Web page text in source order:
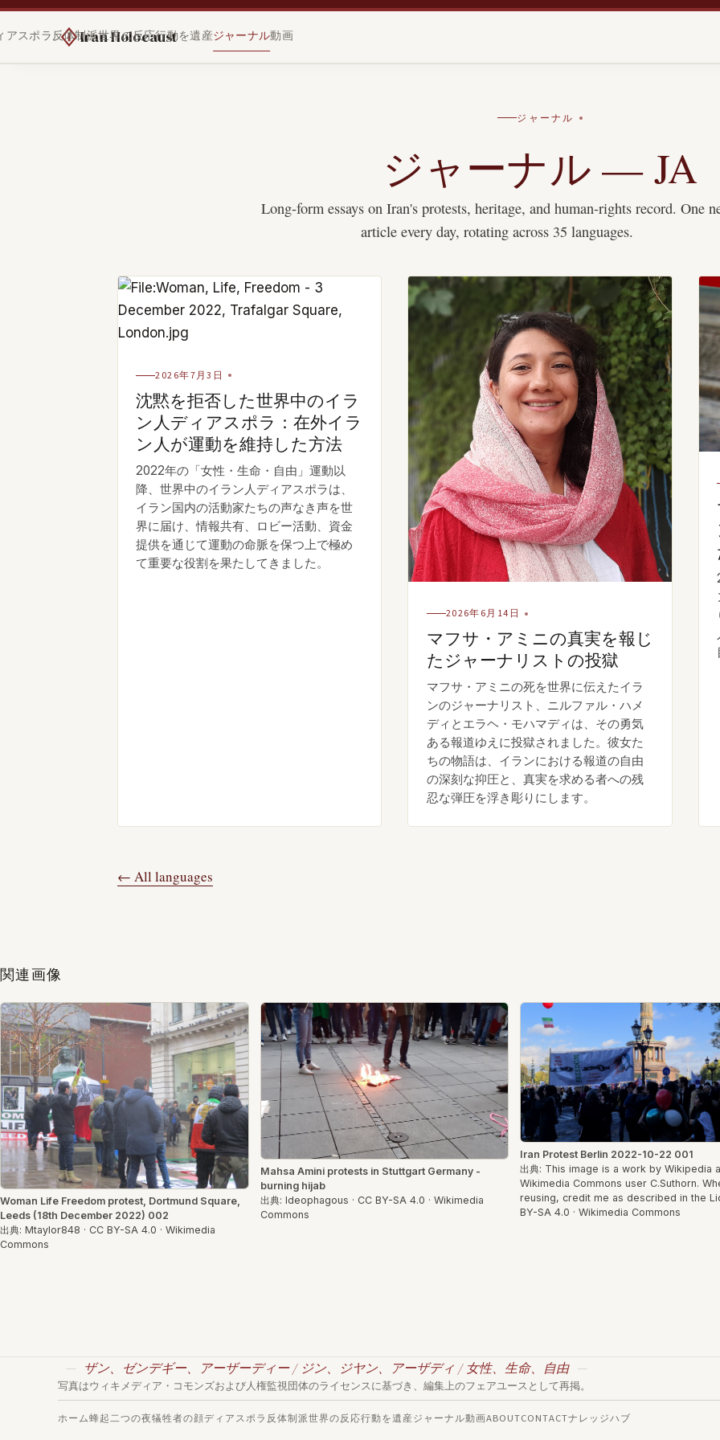
Iran Holocaust
アスポラ反体制派世界の反応行動を遺産ジャーナル動画
ジャーナル
ジャーナル — JA
Long-form essays on Iran's protests, heritage, and human-rights record. One
article every day, rotating across 35 languages.
2026年7月3日
沈黙を拒否した世界中のイラ
ン人ディアスポラ：在外イラ
ン人が運動を維持した方法
2022年の「女性・生命・自由」運動以
降、世界中のイラン人ディアスポラは、
イラン国内の活動家たちの声なき声を世
界に届け、情報共有、ロビー活動、資金
提供を通じて運動の命脈を保つ上で極め
て重要な役割を果たしてきました。
2026年6月14日
マフサ・アミニの真実を報じ
たジャーナリストの投獄
マフサ・アミニの死を世界に伝えたイラ
ンのジャーナリスト、ニルファル・ハメ
ディとエラヘ・モハマディは、その勇気
ある報道ゆえに投獄されました。彼女た
ちの物語は、イランにおける報道の自由
の深刻な抑圧と、真実を求める者への残
忍な弾圧を浮き彫りにします。
← All languages
関連画像
Woman Life Freedom protest, Dortmund Square,
Leeds (18th December 2022) 002
出典: Mtaylor848 · CC BY-SA 4.0 · Wikimedia
Commons
Mahsa Amini protests in Stuttgart Germany -
burning hijab
出典: Ideophagous · CC BY-SA 4.0 · Wikimedia
Commons
Iran Protest Berlin 2022-10-22 001
出典: This image is a work by Wikipedia
Wikimedia Commons user C.Suthorn.
reusing, credit me as described in the
BY-SA 4.0 · Wikimedia Commons
ザン、ゼンデギー、アーザーディー / ジン、ジヤン、アーザディ / 女性、生命、自由
写真はウィキメディア・コモンズおよび人権監視団体のライセンスに基づき、編集上のフェアユースとして再掲。
ホーム蜂起二つの夜犠牲者の顔ディアスポラ反体制派世界の反応行動を遺産ジャーナル動画ABOUTCONTACTナレッジハブ